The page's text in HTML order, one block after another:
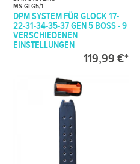
MS-GLG5/1
DPM SYSTEM FÜR GLOCK 17-
22-31-34-35-37 GEN 5 BOSS - 9
VERSCHIEDENEN
EINSTELLUNGEN
119,99 €*